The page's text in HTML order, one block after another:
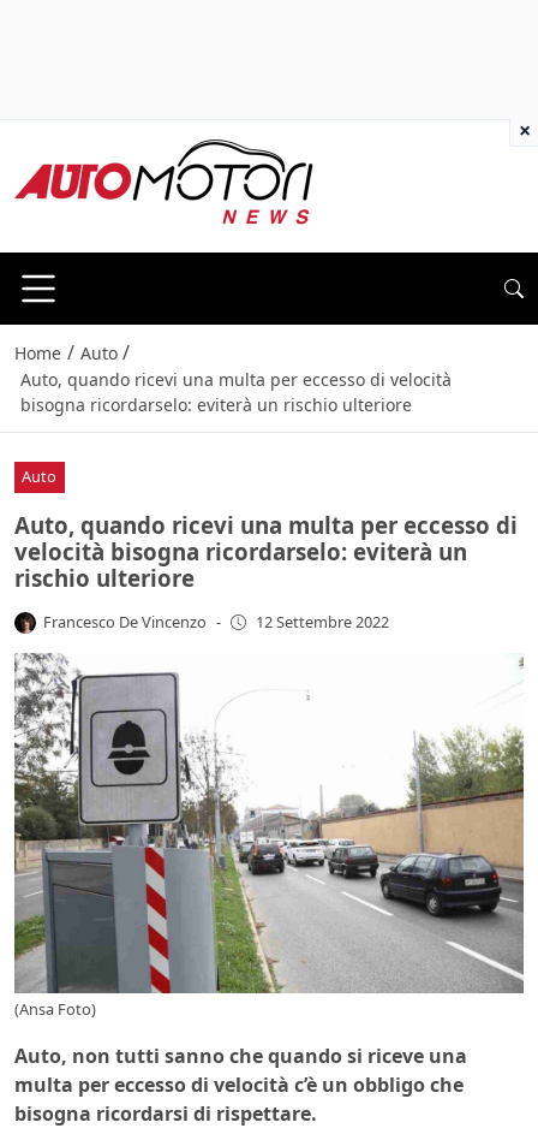
Home / Auto /
Auto, quando ricevi una multa per eccesso di velocità
bisogna ricordarselo: eviterà un rischio ulteriore
Auto
Auto, quando ricevi una multa per eccesso di
velocità bisogna ricordarselo: eviterà un
rischio ulteriore
Francesco De Vincenzo - 12 Settembre 2022
(Ansa Foto)
Auto, non tutti sanno che quando si riceve una
multa per eccesso di velocità c’è un obbligo che
bisogna ricordarsi di rispettare.
×